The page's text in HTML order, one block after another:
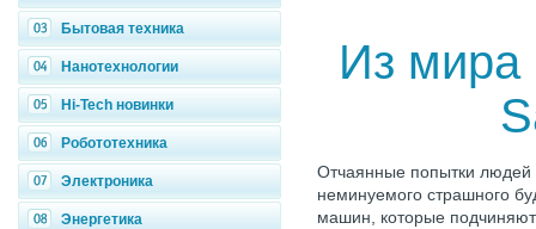
Бытовая техника
Нанотехнологии
Hi-Tech новинки
Робототехника
Электроника
Энергетика
Из мира
Отчаянные попытки людей
неминуемого страшного
машин, которые